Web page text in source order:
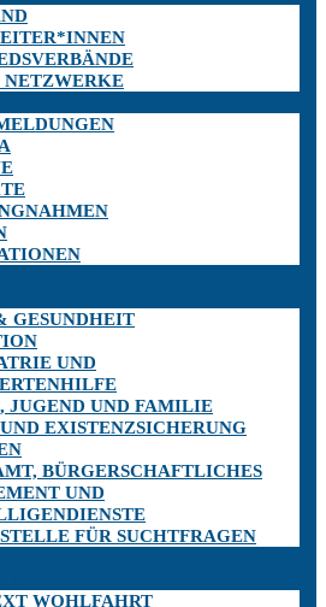
NETZWERKE
GESUNDHEIT
UND
JUGEND UND FAMILIE
EXISTENZSICHERUNG
BÜRGERSCHAFTLICHES
UND
FÜR SUCHTFRAGEN
WOHLFAHRT